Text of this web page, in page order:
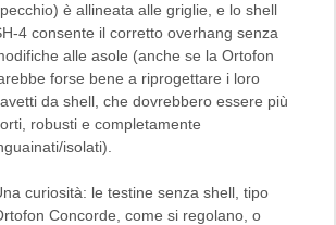
è allineata alle griglie, e lo shell
4 consente il corretto overhang senza
alle asole (anche se la Ortofon
forse bene a riprogettare i loro
da shell, che dovrebbero essere più
robusti e completamente
isolati).
curiosità: le testine senza shell, tipo
Concorde, come si regolano, o